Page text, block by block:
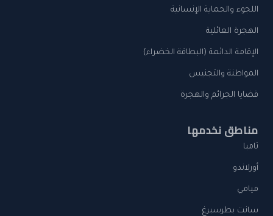
اللجوء والحماية الإنسانية
الهجرة العائلية
الإقامة الدائمة (البطاقة الخضراء)
المواطنة والتجنيس
قضايا الجرائم والهجرة
مناطق نخدمها
تامبا
أورلاندو
ميامي
سانت بطرسبرغ